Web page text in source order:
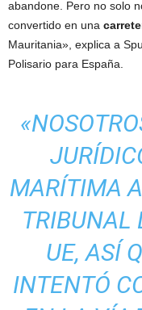
abandone. Pero no solo
convertido en una
Mauritania», explica a
Polisario para España.
MARÍTIMA
TRIBUNAL
UE, ASÍ
INTENTÓ